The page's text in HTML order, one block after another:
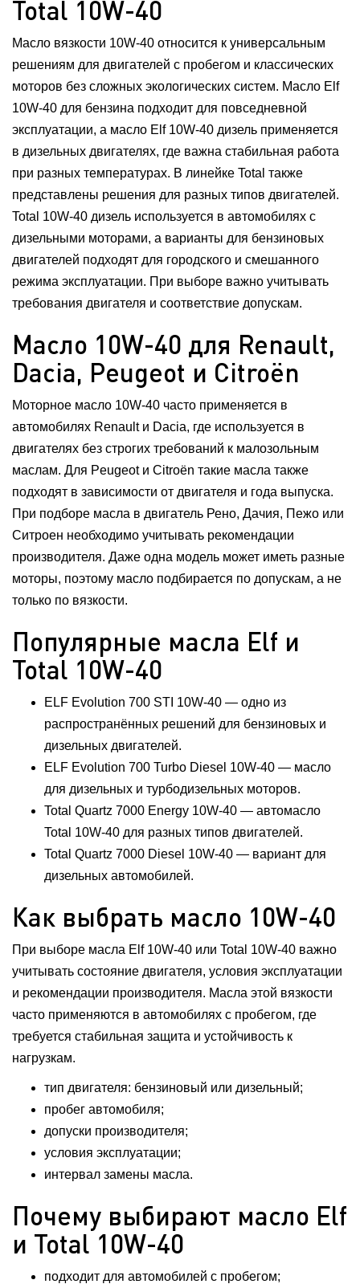
Total 10W-40
Масло вязкости 10W-40 относится к универсальным
решениям для двигателей с пробегом и классических
моторов без сложных экологических систем. Масло Elf
10W-40 для бензина подходит для повседневной
эксплуатации, а масло Elf 10W-40 дизель применяется
в дизельных двигателях, где важна стабильная работа
при разных температурах. В линейке Total также
представлены решения для разных типов двигателей.
Total 10W-40 дизель используется в автомобилях с
дизельными моторами, а варианты для бензиновых
двигателей подходят для городского и смешанного
режима эксплуатации. При выборе важно учитывать
требования двигателя и соответствие допускам.
Масло 10W-40 для Renault,
Dacia, Peugeot и Citroën
Моторное масло 10W-40 часто применяется в
автомобилях Renault и Dacia, где используется в
двигателях без строгих требований к малозольным
маслам. Для Peugeot и Citroën такие масла также
подходят в зависимости от двигателя и года выпуска.
При подборе масла в двигатель Рено, Дачия, Пежо или
Ситроен необходимо учитывать рекомендации
производителя. Даже одна модель может иметь разные
моторы, поэтому масло подбирается по допускам, а не
только по вязкости.
Популярные масла Elf и
Total 10W-40
ELF Evolution 700 STI 10W-40 — одно из
распространённых решений для бензиновых и
дизельных двигателей.
ELF Evolution 700 Turbo Diesel 10W-40 — масло
для дизельных и турбодизельных моторов.
Total Quartz 7000 Energy 10W-40 — автомасло
Total 10W-40 для разных типов двигателей.
Total Quartz 7000 Diesel 10W-40 — вариант для
дизельных автомобилей.
Как выбрать масло 10W-40
При выборе масла Elf 10W-40 или Total 10W-40 важно
учитывать состояние двигателя, условия эксплуатации
и рекомендации производителя. Масла этой вязкости
часто применяются в автомобилях с пробегом, где
требуется стабильная защита и устойчивость к
нагрузкам.
тип двигателя: бензиновый или дизельный;
пробег автомобиля;
допуски производителя;
условия эксплуатации;
интервал замены масла.
Почему выбирают масло Elf
и Total 10W-40
подходит для автомобилей с пробегом;